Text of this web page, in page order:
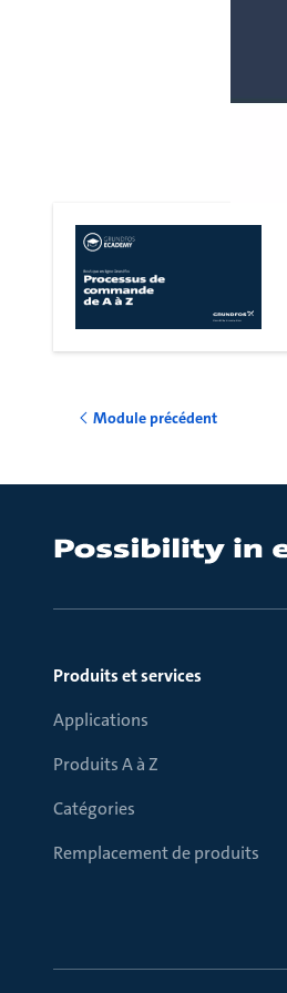
Module précédent
Produits et services
Applications
Produits A à Z
Catégories
Remplacement de produits